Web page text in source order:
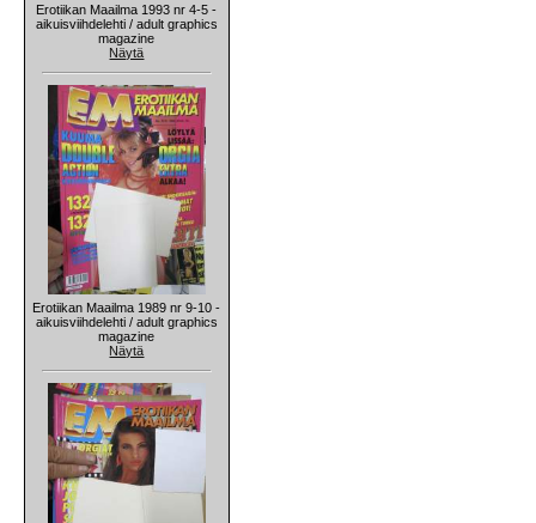
Erotiikan Maailma 1993 nr 4-5 -
aikuisviihdelehti / adult graphics
magazine
Näytä
Erotiikan Maailma 1989 nr 9-10 -
aikuisviihdelehti / adult graphics
magazine
Näytä